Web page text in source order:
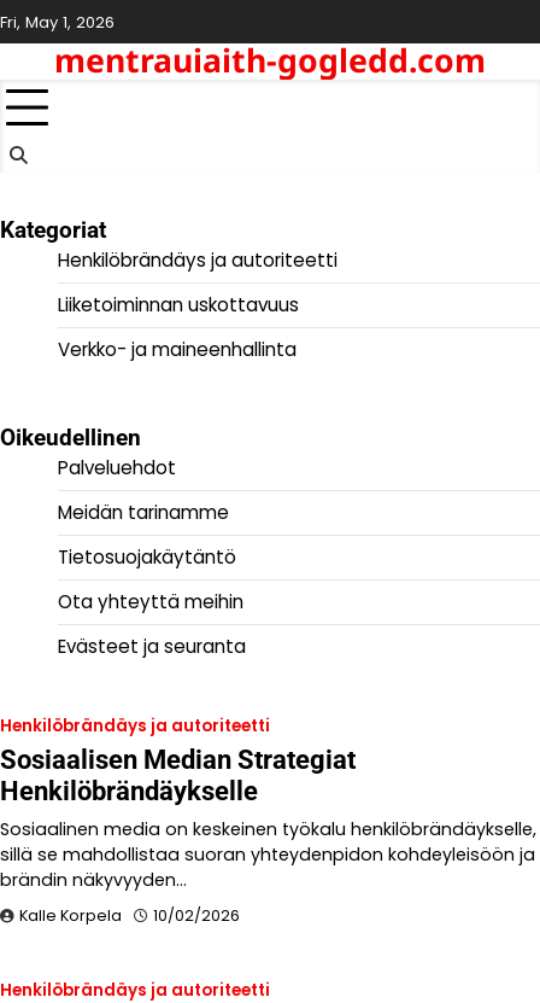
Skip
to
content
Fri, May 1, 2026
mentrauiaith-gogledd.com
Kategoriat
Henkilöbrändäys ja autoriteetti
Liiketoiminnan uskottavuus
Verkko- ja maineenhallinta
Oikeudellinen
Palveluehdot
Meidän tarinamme
Tietosuojakäytäntö
Ota yhteyttä meihin
Evästeet ja seuranta
Henkilöbrändäys ja autoriteetti
Sosiaalisen Median Strategiat
Henkilöbrändäykselle
Sosiaalinen media on keskeinen työkalu henkilöbrändäykselle,
sillä se mahdollistaa suoran yhteydenpidon kohdeyleisöön ja
brändin näkyvyyden…
Kalle Korpela 10/02/2026
Henkilöbrändäys ja autoriteetti